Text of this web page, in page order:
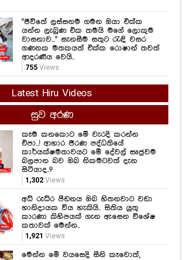
නිකිණි මාසයේ උපන් ඔබත් මේ වගේද..?
621Views
"ජීවිතේ ලස්සනම ගමන ඔයා එක්ක
යන්න ලැබුණ එක තමයි මගේ ලොකුම
වාසනාව..." සැනසීම සතුට රැඳි වසර
ගණනක මතකයත් එක්ක රොෂාන් තවත්
ආදරණීය වෙයි..
755Views
Latest Hiru Videos
සුව අරණ
කෑම කනකොට මේ වැරදි කරන්න
එපා...! ආහාර ජීරණ පද්ධතියේ
කාර්යක්ෂමතාවයට මේ දේවල් සෘජුවම
බලපාන බව ඔබ නිකමටවත් දැන
සිටියාද..?
1,302Views